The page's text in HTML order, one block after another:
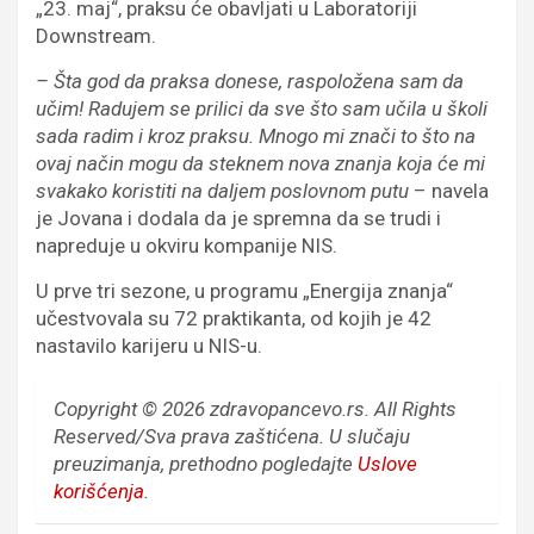
„23. maj“, praksu će obavljati u Laboratoriji
Downstream.
– Šta god da praksa donese, raspoložena sam da
učim! Radujem se prilici da sve što sam učila u školi
sada radim i kroz praksu. Mnogo mi znači to što na
ovaj način mogu da steknem nova znanja koja će mi
svakako koristiti na daljem poslovnom putu – navela
je Jovana i dodala da je spremna da se trudi i
napreduje u okviru kompanije NIS.
U prve tri sezone, u programu „Energija znanja“
učestvovala su 72 praktikanta, od kojih je 42
nastavilo karijeru u NIS-u.
Copyright © 2026 zdravopancevo.rs. All Rights
Reserved/Sva prava zaštićena. U slučaju
preuzimanja, prethodno pogledajte Uslove
korišćenja.